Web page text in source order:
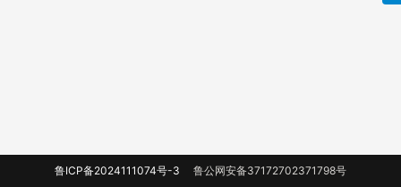
鲁ICP备2024111074号-3 鲁公网安备37172702371798号